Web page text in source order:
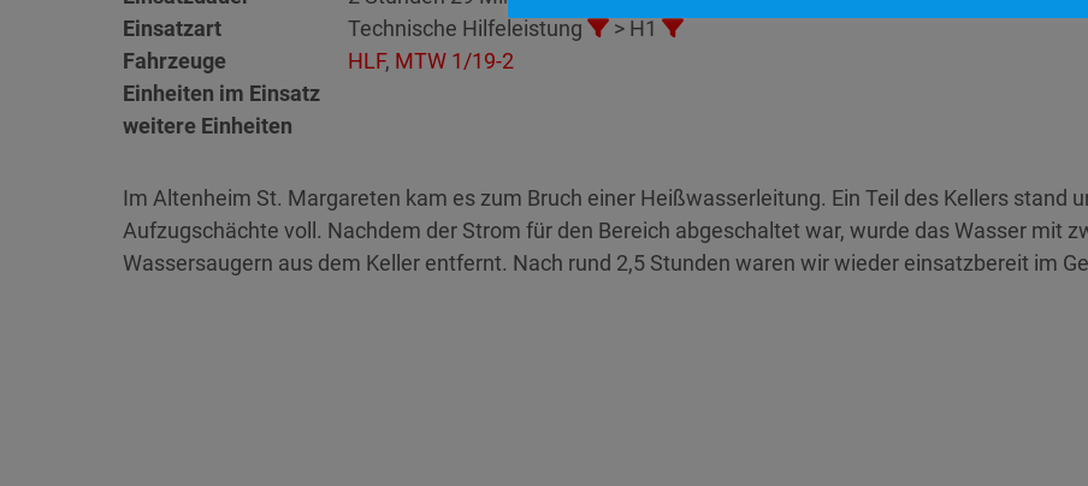
Einsatzart
Technische Hilfeleistung
> H1
Fahrzeuge
HLF, MTW 1/19-2
Einheiten im Einsatz
weitere Einheiten
Im Altenheim St. Margareten kam es zum Bruch einer Heißwasserleitung. Ein Teil des Kellers stand
Aufzugschächte voll. Nachdem der Strom für den Bereich abgeschaltet war, wurde das Wasser mit
Wassersaugern aus dem Keller entfernt. Nach rund 2,5 Stunden waren wir wieder einsatzbereit im